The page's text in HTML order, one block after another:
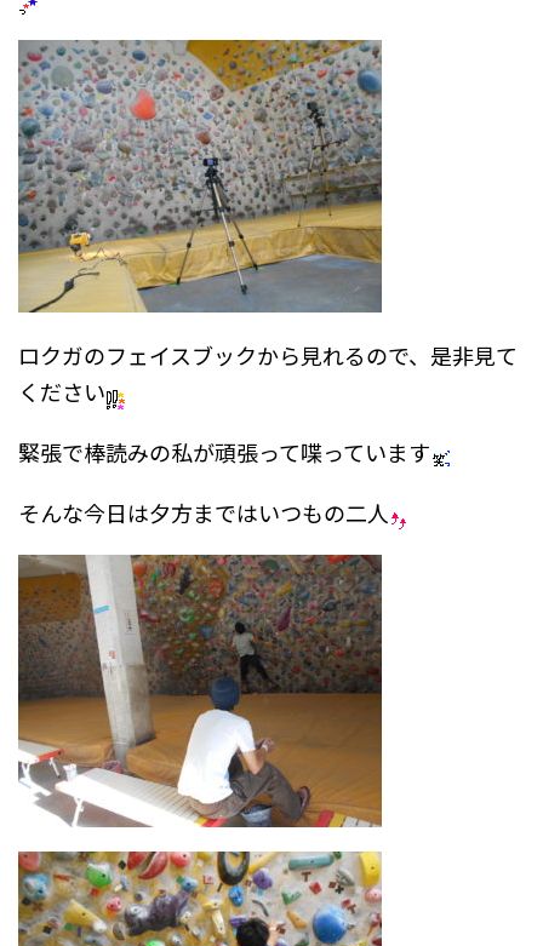
ロクガのフェイスブックから見れるので、是非見て
ください
緊張で棒読みの私が頑張って喋っています
そんな今日は夕方まではいつもの二人